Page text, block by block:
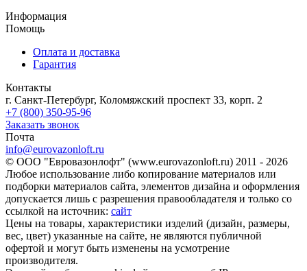
Информация
Помощь
Оплата и доставка
Гарантия
Контакты
г. Санкт-Петербург, Коломяжский проспект 33, корп. 2
+7 (800) 350-95-96
Заказать звонок
Почта
info@eurovazonloft.ru
© ООО "Евровазонлофт" (www.eurovazonloft.ru) 2011 - 2026
Любое использование либо копирование материалов или
подборки материалов сайта, элементов дизайна и оформления
допускается лишь с разрешения правообладателя и только со
ссылкой на источник: сайт
Цены на товары, характеристики изделий (дизайн, размеры,
вес, цвет) указанные на сайте, не являются публичной
офертой и могут быть изменены на усмотрение
производителя.